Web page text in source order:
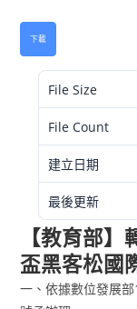
下載
File Size
File Count
建立日期
最後更新
【教育部
盃黑客松國
一、依據數位發展